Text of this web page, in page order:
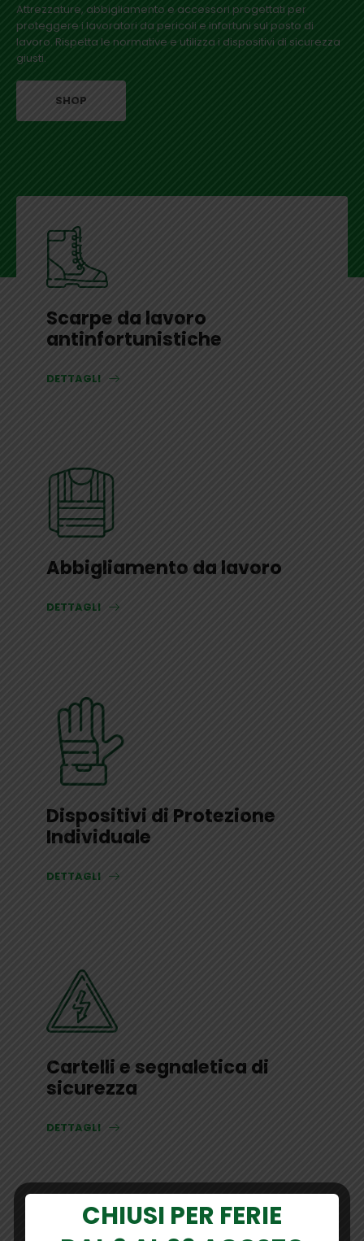
Attrezzature, abbigliamento e accessori progettati per
proteggere i lavoratori da pericoli e infortuni sul posto di
lavoro. Rispetta le normative e utilizza i dispositivi di sicurezza
giusti.
SHOP
Scarpe da lavoro
antinfortunistiche
DETTAGLI
Abbigliamento da lavoro
DETTAGLI
Dispositivi di Protezione
Individuale
DETTAGLI
Cartelli e segnaletica di
sicurezza
DETTAGLI
CHIUSI PER FERIE